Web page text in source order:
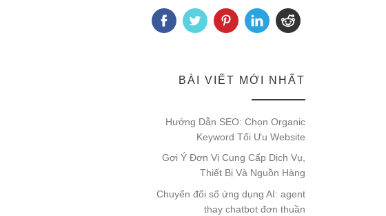
BÀI VIẾT MỚI NHẤT
Hướng Dẫn SEO: Chọn Organic
Keyword Tối Ưu Website
Gợi Ý Đơn Vị Cung Cấp Dịch Vụ,
Thiết Bị Và Nguồn Hàng
Chuyển đổi số ứng dụng AI: agent
thay chatbot đơn thuần